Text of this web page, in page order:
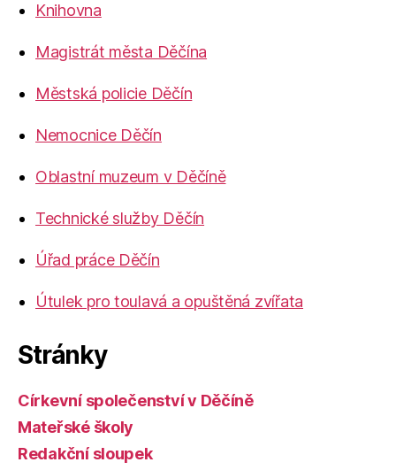
Knihovna
Magistrát města Děčína
Městská policie Děčín
Nemocnice Děčín
Oblastní muzeum v Děčíně
Technické služby Děčín
Úřad práce Děčín
Útulek pro toulavá a opuštěná zvířata
Stránky
Církevní společenství v Děčíně
Mateřské školy
Redakční sloupek